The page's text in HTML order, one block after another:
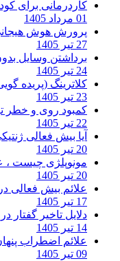
کاردرمانی برای
01 مرداد 1405
پرورش هوش
27 تیر 1405
برداشتن وسایل
24 تیر 1405
کلاترینگ (پریده
23 تیر 1405
کمبود روی و خطر
22 تیر 1405
آیا بیش فعالی
20 تیر 1405
مونوپلژی چیست ،
20 تیر 1405
علائم بیش فعالی در
17 تیر 1405
دلایل تاخیر گفتار در
14 تیر 1405
علائم اضطراب
09 تیر 1405